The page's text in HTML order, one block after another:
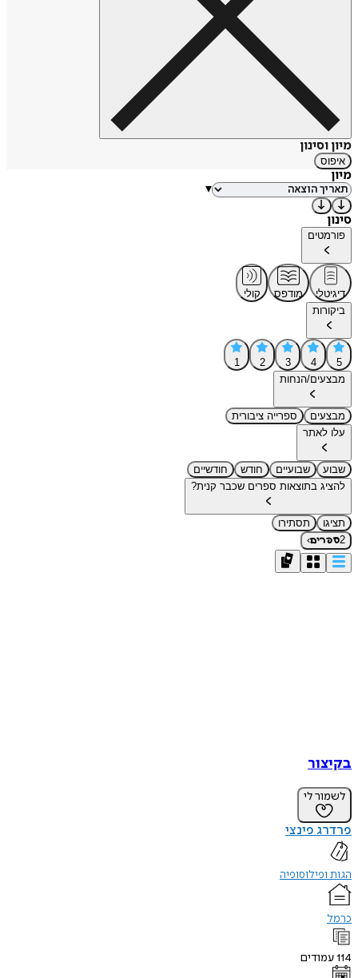
מיון וסינון
איפוס
מיון
▾
סינון
פורמטים
דיגיטלי מודפס
קולי
ביקורות
5
4
3
2
1
מבצעים/הנחות
מבצעים
ספרייה ציבורית
עלו לאתר
שבוע שבועיים חודש
חודשיים
להציג בתוצאות ספרים שכבר קנית?
תציגו
תסתירו
2ספרים›
בקיצור
לשמור לי
פרדרג פינצי
הגות ופילוסופיה
כרמל
114עמודים